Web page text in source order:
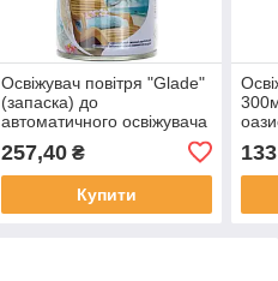
Освіжувач повітря "Glade"
(запаска) до
автоматичного освіжувача
269мл(6)
257,40₴
Купити